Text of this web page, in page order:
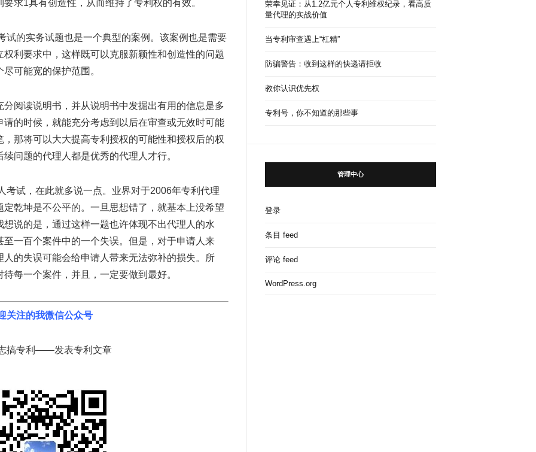
求1具有创造性，从而维持了专利权的有效。
试的实务试题也是一个典型的案例。该案例也是需要
利要求中，这样既可以克服新颖性和创造性的问题
可能宽的保护范围。
阅读说明书，并从说明书中发掘出有用的信息是多
的时候，就能充分考虑到以后在审查或无效时可能
那将可以大大提高专利授权的可能性和授权后的权
问题的代理人都是优秀的代理人才行。
考试，在此就多说一点。业界对于2006年专利代理
乾坤是不公平的。一旦思想错了，就基本上没希望
说的是，通过这样一题也许体现不出代理人的水
一百个案件中的一个失误。但是，对于申请人来
的失误可能会给申请人带来无法弥补的损失。所
每一个案件，并且，一定要做到最好。
关注的我微信公众号
搞专利——发表专利文章
荣幸见证：从1.2亿元个人专利维权纪录，看高质
量代理的实战价值
当专利审查遇上“杠精”
防骗警告：收到这样的快递请拒收
教你认识优先权
专利号，你不知道的那些事
管理中心
登录
条目 feed
评论 feed
WordPress.org